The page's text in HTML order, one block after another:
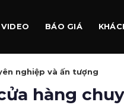
VIDEO BÁO GIÁ
nghiệp và ấn tượng
hàng